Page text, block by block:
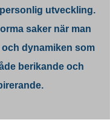
utveckling.
saker när man
dynamiken som
berikande och